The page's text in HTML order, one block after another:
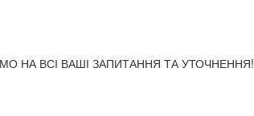
НА ВСІ ВАШІ ЗАПИТАННЯ ТА УТОЧНЕННЯ!